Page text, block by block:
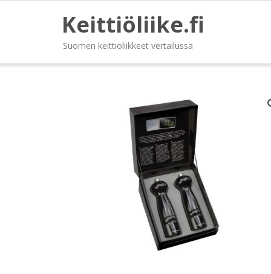
Keittiöliike.fi
Suomen keittiöliikkeet vertailussa